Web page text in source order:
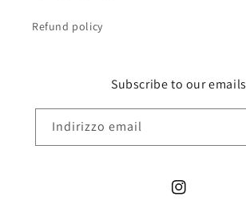
Refund policy
Subscribe to our emails
Indirizzo email
Instagram